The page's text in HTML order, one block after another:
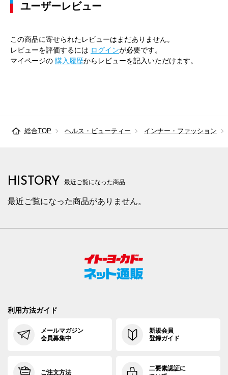
43cm×86cm 49cm
45cm×86cm 51cm 128cm
ユーザーレビュー
この商品に寄せられたレビューはまだありません。
レビューを評価するには ログインが必要です。
マイページの 購入履歴からレビューを記入いただけます。
総合TOP ヘルス・ビューティー インナー・ファッション
HISTORY 最近ご覧になった商品
最近ご覧になった商品がありません。
利用方法ガイド
メールマガジン
会員募集中
新規会員
登録ガイド
ご注文方法
二要素認証に